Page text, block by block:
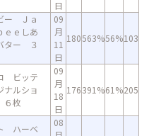
日
ー Ｊａ
ｅｅしあ
ター ３
09
月
11
日
180563%56%103
ビッテ
ナルショ
枚
09
月
18
日
176391%61%205
ハーベ
08